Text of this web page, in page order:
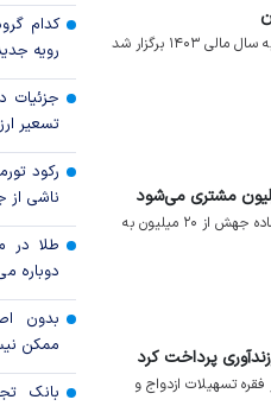
مجمع عمومی عادی سالیانه بانک قرض‌الحسنه مهر ایران مربوط به سال مالی ۱۴۰۳ برگزار شد
مدیرعامل بانک مهر ایران خبر داد: بانک قرض‌الحسنه مهر ایران آماده جهش از ۲۰ میلیون به
مهر ایران از ابتدای سال تا پایان آذر ماه ۳۳هزار فقره تسهیلات ازدواج و
کدام
رویه
جزئیات
تسعیر
رکود
ناشی از
طلا در
دوباره
بدون
ممکن
بانک